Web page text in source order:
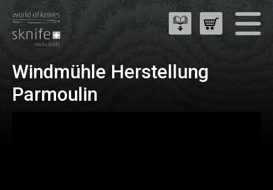
Windmühle Herstellung
Parmoulin